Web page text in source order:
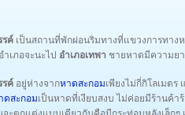
รค์ เป็นสถานที่พักผ่อนริมทางที่แขวงการทาง
ำเภอจะนะไป อำเภอเทพา ชายหาดมีความยา
รค์ อยู่ห่างจากหาดสะกอมเพียงไม่กี่กิโลเมตร
ดสะกอมเป็นหาดที่เงียบสงบ ไม่ค่อยมีร้านค้า